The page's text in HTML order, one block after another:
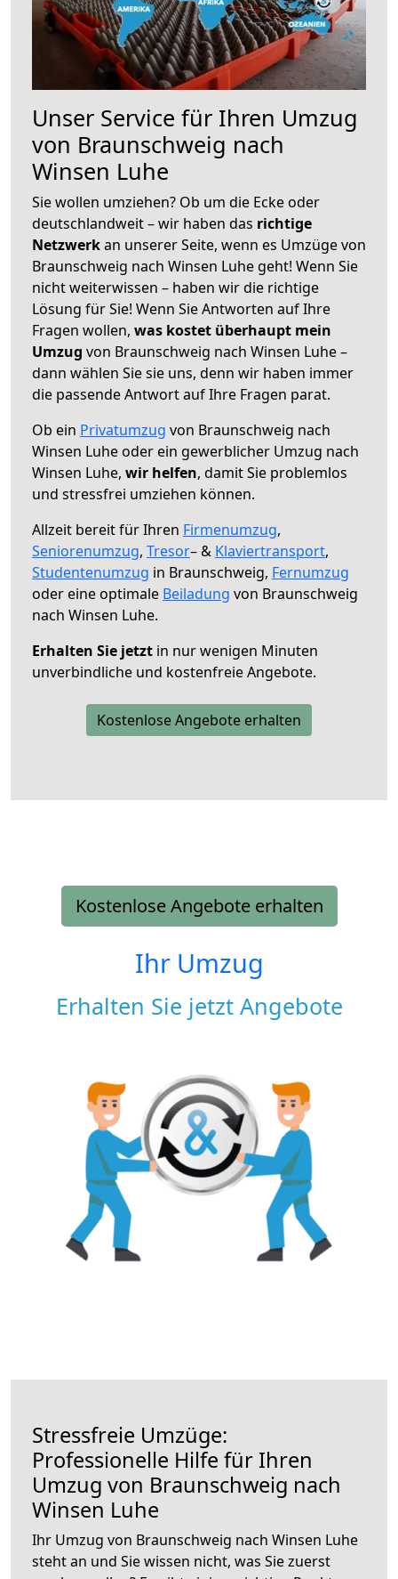
Unser Service für Ihren Umzug
von Braunschweig nach
Winsen Luhe
Sie wollen umziehen? Ob um die Ecke oder
deutschlandweit – wir haben das richtige
Netzwerkan unserer Seite, wenn es Umzüge von
Braunschweig nach Winsen Luhe geht! Wenn Sie
nicht weiterwissen – haben wir die richtige
Lösung für Sie! Wenn Sie Antworten auf Ihre
Fragen wollen, was kostet überhaupt mein
Umzug von Braunschweig nach Winsen Luhe –
dann wählen Sie sie uns, denn wir haben immer
die passende Antwort auf Ihre Fragen parat.
Ob ein Privatumzug von Braunschweig nach
Winsen Luhe oder ein gewerblicher Umzug nach
Winsen Luhe, wir helfen, damit Sie problemlos
und stressfrei umziehen können.
Allzeit bereit für Ihren Firmenumzug,
Seniorenumzug, Tresor– & Klaviertransport,
Studentenumzug in Braunschweig, Fernumzug
oder eine optimale Beiladung von Braunschweig
nach Winsen Luhe.
Erhalten Sie jetzt in nur wenigen Minuten
unverbindliche und kostenfreie Angebote.
Kostenlose Angebote erhalten
Kostenlose Angebote erhalten
Ihr Umzug
Erhalten Sie jetzt Angebote
Stressfreie Umzüge:
Professionelle Hilfe für Ihren
Umzug von Braunschweig nach
Winsen Luhe
Ihr Umzug von Braunschweig nach Winsen Luhe
steht an und Sie wissen nicht, was Sie zuerst